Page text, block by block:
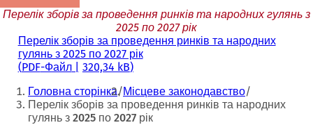
Перелік зборів за проведення ринків та народних гулянь з
2025 по 2027 рік
Перелік зборів за проведення ринків та народних
гулянь з 2025 по 2027 рік
PDF-Файл 320,34 kB
Ти
тут:
Головна сторінка Місцеве законодавство
Перелік зборів за проведення ринків та народних
гулянь з 2025 по 2027 рік